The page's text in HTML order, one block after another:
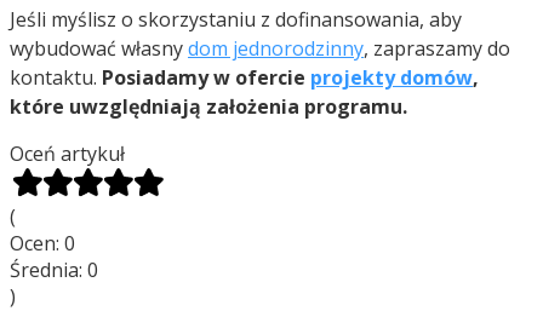
Jeśli myślisz o skorzystaniu z dofinansowania, aby
wybudować własnydom jednorodzinny, zapraszamy do
kontaktu. Posiadamy w ofercie projekty domów,
które uwzględniają założenia programu.
Oceń artykuł
(
Ocen: 0
Średnia: 0
)